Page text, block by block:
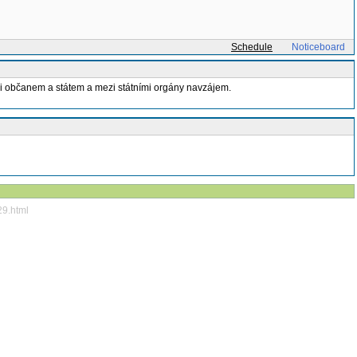
Schedule
Noticeboard
a státem a mezi státními orgány navzájem.